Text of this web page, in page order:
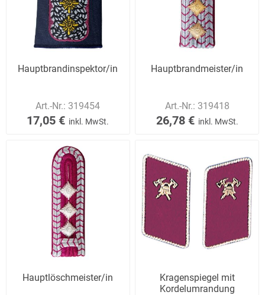
Hauptbrandinspektor/in
Art.-Nr.: 319454
17,05 € inkl. MwSt.
Hauptbrandmeister/in
Art.-Nr.: 319418
26,78 € inkl. MwSt.
Hauptlöschmeister/in
Kragenspiegel mit
Kordelumrandung